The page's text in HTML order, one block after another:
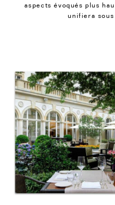
aspects évoqués plus
unifiera